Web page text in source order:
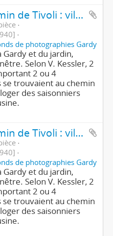
Lancy, chemin de Tivoli : villa Gardy
de photographies Gardy
Gardy et du jardin,
Selon V. Kessler, 2
2 ou 4
trouvaient au chemin
des saisonniers
Lancy, chemin de Tivoli : villa Gardy
de photographies Gardy
Gardy et du jardin,
Selon V. Kessler, 2
2 ou 4
trouvaient au chemin
des saisonniers